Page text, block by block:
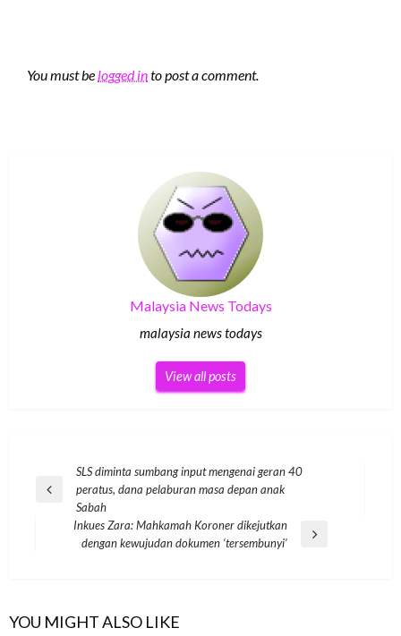
You must be logged into post a comment.
Malaysia News Todays
malaysia news todays
View all posts
navigation
Previous
SLS diminta sumbang input mengenai geran 40
peratus, dana pelaburan masa depan anak
Sabah
Inkues Zara: Mahkamah Koroner dikejutkan
dengan kewujudan dokumen ‘tersembunyi’
YOU MIGHT ALSO LIKE